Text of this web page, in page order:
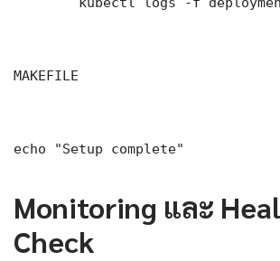
MAKEFILE
echo "Setup complete"
Monitoring และ
Check